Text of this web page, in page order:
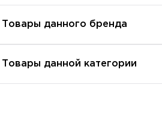
Товары данного бренда
Товары данной категории